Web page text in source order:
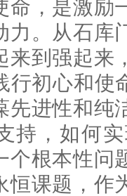
命，是激励
力。从石库
来到强起来
行初心和使
先进性和纯
持，如何
个根本性问
恒课题，作